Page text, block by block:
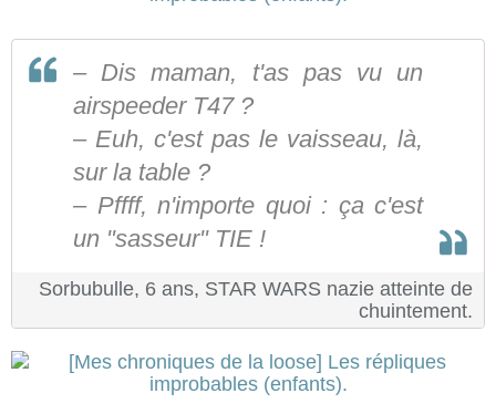
– Dis maman, t'as pas vu un
airspeeder T47 ?
– Euh, c'est pas le vaisseau, là,
sur la table ?
– Pffff, n'importe quoi : ça c'est
un "sasseur" TIE !
Sorbubulle, 6 ans, STAR WARS nazie atteinte de
chuintement.